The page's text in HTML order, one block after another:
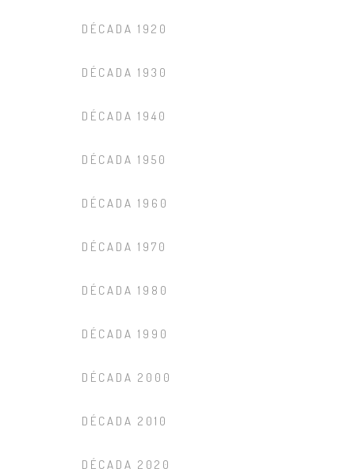
DÉCADA 1920
DÉCADA 1930
DÉCADA 1940
DÉCADA 1950
DÉCADA 1960
DÉCADA 1970
DÉCADA 1980
DÉCADA 1990
DÉCADA 2000
DÉCADA 2010
DÉCADA 2020